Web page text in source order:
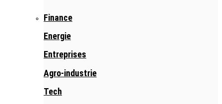
Finance
Energie
Entreprises
Agro-industrie
Tech